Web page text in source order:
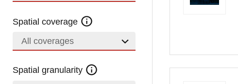
Spatial coverage
All coverages
Spatial granularity